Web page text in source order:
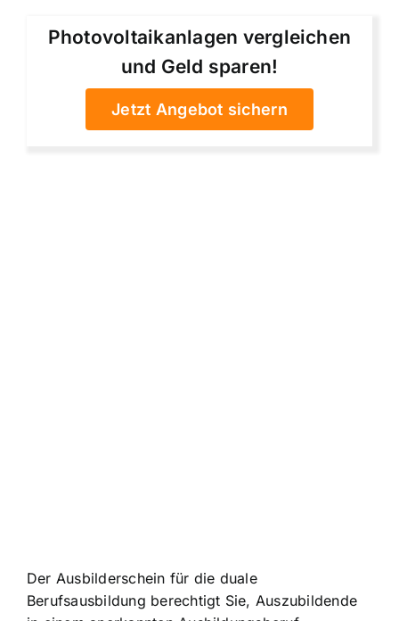
Photovoltaikanlagen vergleichen
und Geld sparen!
Jetzt Angebot sichern
Der Ausbilderschein für die duale
Berufsausbildung berechtigt Sie, Auszubildende